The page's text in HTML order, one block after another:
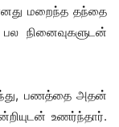
மறைந்த தந்தை
நினைவுகளுடன்
பணத்தை அதன்
உணர்ந்தார்.